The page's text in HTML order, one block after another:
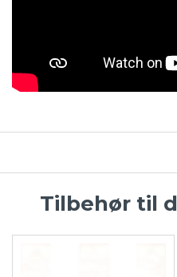
Tilbehør til